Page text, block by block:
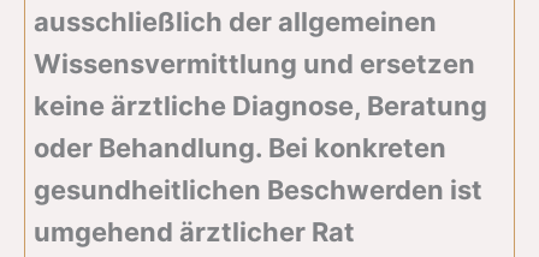
ausschließlich der allgemeinen
Wissensvermittlung und ersetzen
keine ärztliche Diagnose, Beratung
oder Behandlung. Bei konkreten
gesundheitlichen Beschwerden ist
umgehend ärztlicher Rat